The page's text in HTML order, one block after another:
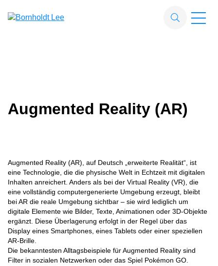
Augmented Reality (AR)
Augmented Reality (AR), auf Deutsch „erweiterte Realität“, ist
eine Technologie, die die physische Welt in Echtzeit mit digitalen
Inhalten anreichert. Anders als bei der Virtual Reality (VR), die
eine vollständig computergenerierte Umgebung erzeugt, bleibt
bei AR die reale Umgebung sichtbar – sie wird lediglich um
digitale Elemente wie Bilder, Texte, Animationen oder 3D-Objekte
ergänzt. Diese Überlagerung erfolgt in der Regel über das
Display eines Smartphones, eines Tablets oder einer speziellen
AR-Brille.
Die bekanntesten Alltagsbeispiele für Augmented Reality sind
Filter in sozialen Netzwerken oder das Spiel Pokémon GO.